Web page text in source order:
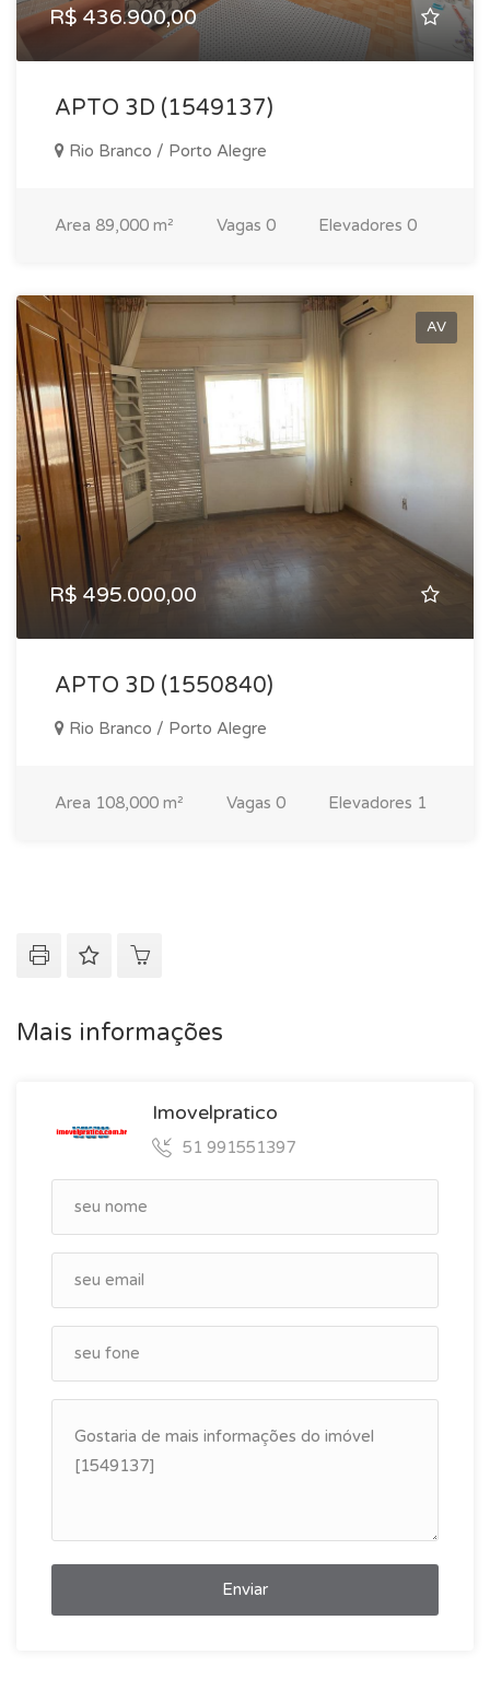
R$ 436.900,00
APTO 3D (1549137)
Rio Branco / Porto Alegre
Area 89,000 m² Vagas 0 Elevadores 0
AV
R$ 495.000,00
APTO 3D (1550840)
Rio Branco / Porto Alegre
Area 108,000 m² Vagas 0 Elevadores 1
Mais informações
Imovelpratico
51 991551397
Enviar